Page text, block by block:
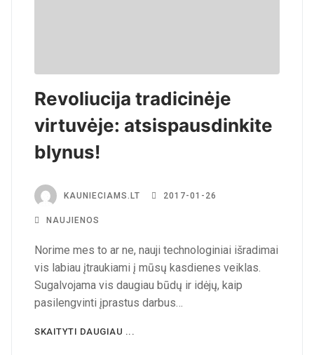
Revoliucija tradicinėje
virtuvėje: atsispausdinkite
blynus!
KAUNIECIAMS.LT 2017-01-26
NAUJIENOS
Norime mes to ar ne, nauji technologiniai išradimai
vis labiau įtraukiami į mūsų kasdienes veiklas.
Sugalvojama vis daugiau būdų ir idėjų, kaip
pasilengvinti įprastus darbus…
SKAITYTI DAUGIAU ...